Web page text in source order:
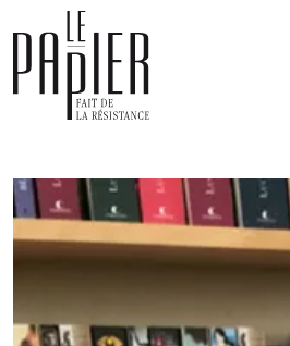
Panneau de gestion des cookies